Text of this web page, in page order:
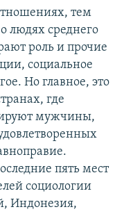
тем
людях среднего
роль и прочие
социальное
Но главное, это
где
мужчины,
пять мест
социологии
Индонезия,